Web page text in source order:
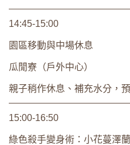
14:45-15:00
園區移動與中場休息
瓜閒寮（戶外中心）
親子稍作休息、補充水分，
15:00-16:50
綠色殺手變身術：小花蔓澤